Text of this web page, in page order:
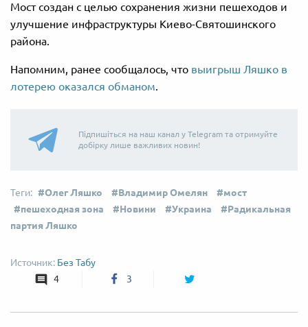
Мост создан с целью сохранения жизни пешеходов и
улучшение инфраструктуры Киево-Святошинского
района.
Напомним, ранее сообщалось, что выигрыш Ляшко в
лотерею оказался обманом.
Підпишіться на наш канал у Telegram та отримуйте
добірку лише важливих новин!
Олег Ляшко Владимир Омелян
мост
пешеходная зона
Новини Украина
Радикальная
партия Ляшко
Без Табу
4
3